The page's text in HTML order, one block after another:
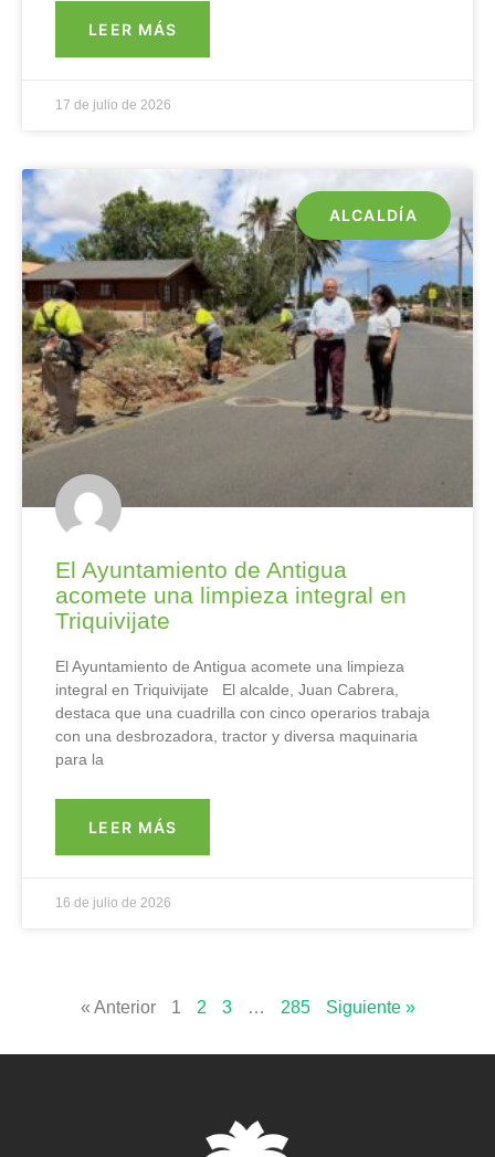
LEER MÁS
17 de julio de 2026
ALCALDÍA
El Ayuntamiento de Antigua
acomete una limpieza integral en
Triquivijate
El Ayuntamiento de Antigua acomete una limpieza
integral en Triquivijate El alcalde, Juan Cabrera,
destaca que una cuadrilla con cinco operarios trabaja
con una desbrozadora, tractor y diversa maquinaria
para la
LEER MÁS
16 de julio de 2026
« Anterior 1 2 3 … 285 Siguiente »